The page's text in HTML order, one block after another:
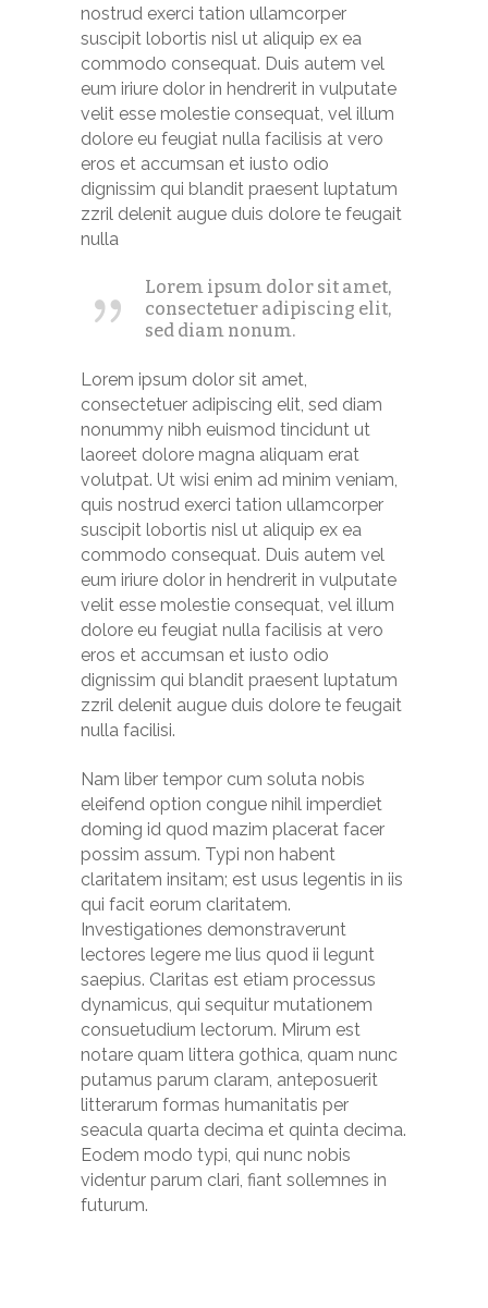
nostrud exerci tation ullamcorper
suscipit lobortis nisl ut aliquip ex ea
commodo consequat. Duis autem vel
eum iriure dolor in hendrerit in vulputate
velit esse molestie consequat, vel illum
dolore eu feugiat nulla facilisis at vero
eros et accumsan et iusto odio
dignissim qui blandit praesent luptatum
zzril delenit augue duis dolore te feugait
nulla
Lorem ipsum dolor sit amet,
consectetuer adipiscing elit,
sed diam nonum.
Lorem ipsum dolor sit amet,
consectetuer adipiscing elit, sed diam
nonummy nibh euismod tincidunt ut
laoreet dolore magna aliquam erat
volutpat. Ut wisi enim ad minim veniam,
quis nostrud exerci tation ullamcorper
suscipit lobortis nisl ut aliquip ex ea
commodo consequat. Duis autem vel
eum iriure dolor in hendrerit in vulputate
velit esse molestie consequat, vel illum
dolore eu feugiat nulla facilisis at vero
eros et accumsan et iusto odio
dignissim qui blandit praesent luptatum
zzril delenit augue duis dolore te feugait
nulla facilisi.
Nam liber tempor cum soluta nobis
eleifend option congue nihil imperdiet
doming id quod mazim placerat facer
possim assum. Typi non habent
claritatem insitam; est usus legentis in iis
qui facit eorum claritatem.
Investigationes demonstraverunt
lectores legere me lius quod ii legunt
saepius. Claritas est etiam processus
dynamicus, qui sequitur mutationem
consuetudium lectorum. Mirum est
notare quam littera gothica, quam nunc
putamus parum claram, anteposuerit
litterarum formas humanitatis per
seacula quarta decima et quinta decima.
Eodem modo typi, qui nunc nobis
videntur parum clari, fiant sollemnes in
futurum.